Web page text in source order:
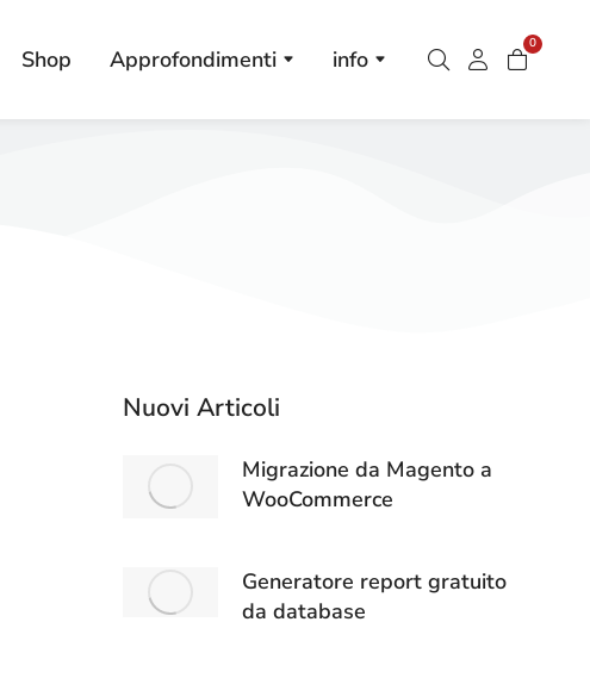
Shop Approfondimenti info
0
Nuovi Articoli
Migrazione da Magento a
WooCommerce
Generatore report gratuito
da database